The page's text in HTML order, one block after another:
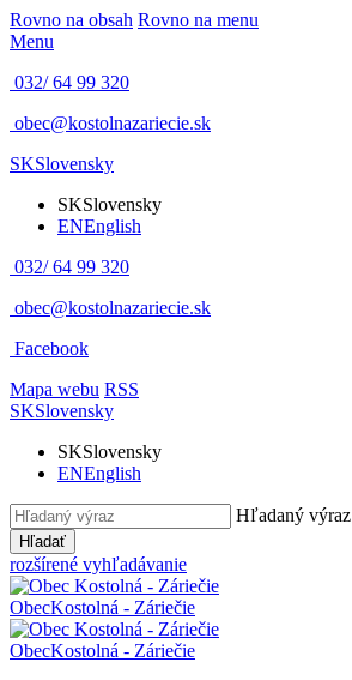
Rovno na obsah Rovno na menu
Menu
032/ 64 99 320
obec@kostolnazariecie.sk
SKSlovensky
SKSlovensky
ENEnglish
032/ 64 99 320
obec@kostolnazariecie.sk
Facebook
Mapa webu RSS
SKSlovensky
SKSlovensky
ENEnglish
Hľadaný výraz
Hľadať
rozšírené vyhľadávanie
ObecKostolná - Záriečie
ObecKostolná - Záriečie